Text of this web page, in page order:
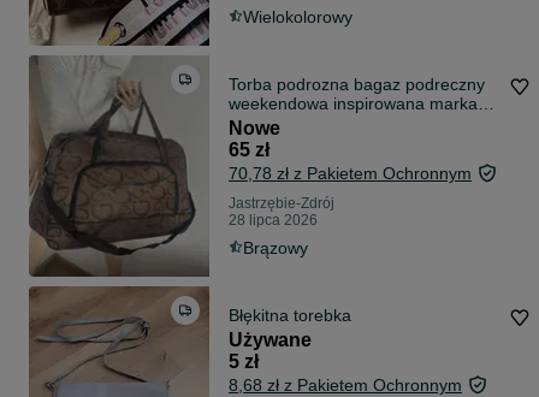
Wielokolorowy
Torba podrozna bagaz podreczny
weekendowa inspirowana marka
Guess
Nowe
65 zł
70,78 zł z Pakietem Ochronnym
Jastrzębie-Zdrój
28 lipca 2026
Brązowy
Błękitna torebka
Używane
5 zł
8,68 zł z Pakietem Ochronnym